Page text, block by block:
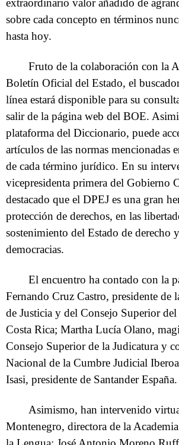
extraordinario valor añadido de
sobre cada concepto en términos
hasta hoy.
Fruto de la colaboración con la
Boletín Oficial del Estado, el
línea estará disponible para su
salir de la página web del BOE.
plataforma del Diccionario, puede
artículos de las normas mencionadas
de cada término jurídico. En su
vicepresidenta primera del Gobierno
destacado que el DPEJ es una gran
protección de derechos, en las
sostenimiento del Estado de derecho
democracias.
El encuentro ha contado con la
Fernando Cruz Castro, presidente de
de Justicia y del Consejo Superior
Costa Rica; Martha Lucía Olano,
Consejo Superior de la Judicatura y
Nacional de la Cumbre Judicial
Isasi, presidente de Santander España.
Asimismo, han intervenido
Montenegro, directora de la